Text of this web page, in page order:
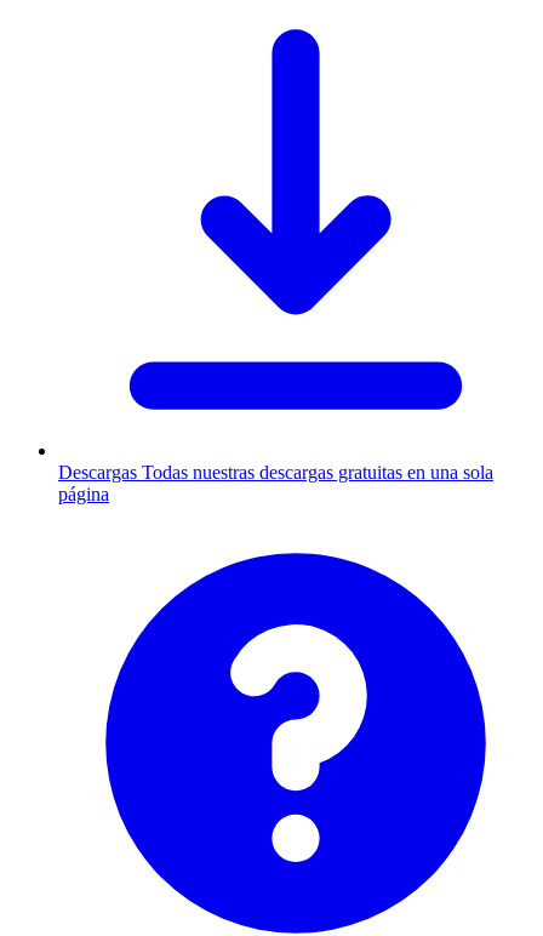
Descargas Todas nuestras descargas gratuitas en una sola
página